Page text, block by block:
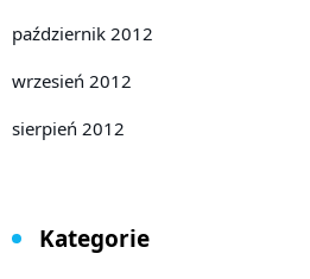
październik 2012
wrzesień 2012
sierpień 2012
Kategorie